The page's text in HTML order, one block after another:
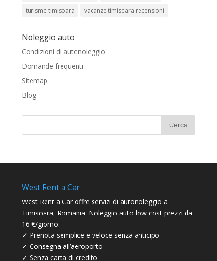
turismo timisoara
vacanze timisoara recensioni
Noleggio auto
Condizioni di autonoleggio
Domande frequenti
Sitemap
Blog
West Rent a Car
West Rent a Car offre servizi di autonoleggio a
Timisoara, Romania. Noleggio auto low cost prezzi da
16 €/giorno.
✓ Prenota semplice e veloce senza anticipo
✓ Consegna all’aeroporto
✓ Senza carta di credito